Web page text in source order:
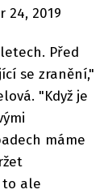
24, 2019
Před
se zranění,"
"Když je
máme
to ale